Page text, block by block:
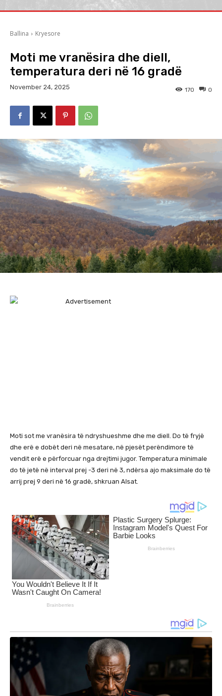
Ballina Kryesore
Moti me vranësira dhe diell,
temperatura deri në 16 gradë
November 24, 2025 0
170
Moti sot me vranësira të ndryshueshme dhe me diell. Do të fryjë
dhe erë e dobët deri në mesatare, në pjesët perëndimore të
vendit erë e përforcuar nga drejtimi jugor. Temperatura minimale
do të jetë në interval prej -3 deri në 3, ndërsa ajo maksimale do të
arrij prej 9 deri në 16 gradë, shkruan Alsat.